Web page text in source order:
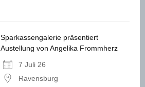
Sparkassengalerie präsentiert
Austellung von Angelika Frommherz
7 Juli 26
Ravensburg